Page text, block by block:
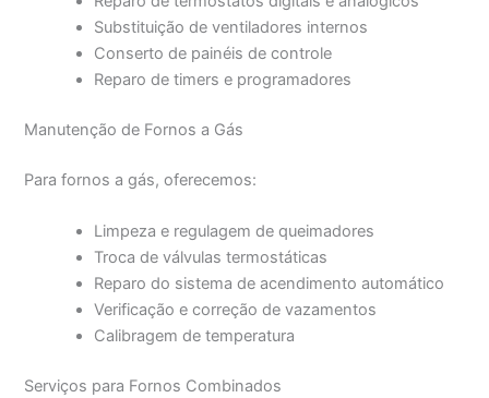
Substituição de ventiladores internos
Conserto de painéis de controle
Reparo de timers e programadores
Manutenção de Fornos a Gás
Para fornos a gás, oferecemos:
Limpeza e regulagem de queimadores
Troca de válvulas termostáticas
Reparo do sistema de acendimento automático
Verificação e correção de vazamentos
Calibragem de temperatura
Serviços para Fornos Combinados